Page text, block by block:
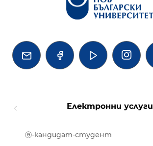
  
Електронни услуги
ⓔ-кандидат-студент